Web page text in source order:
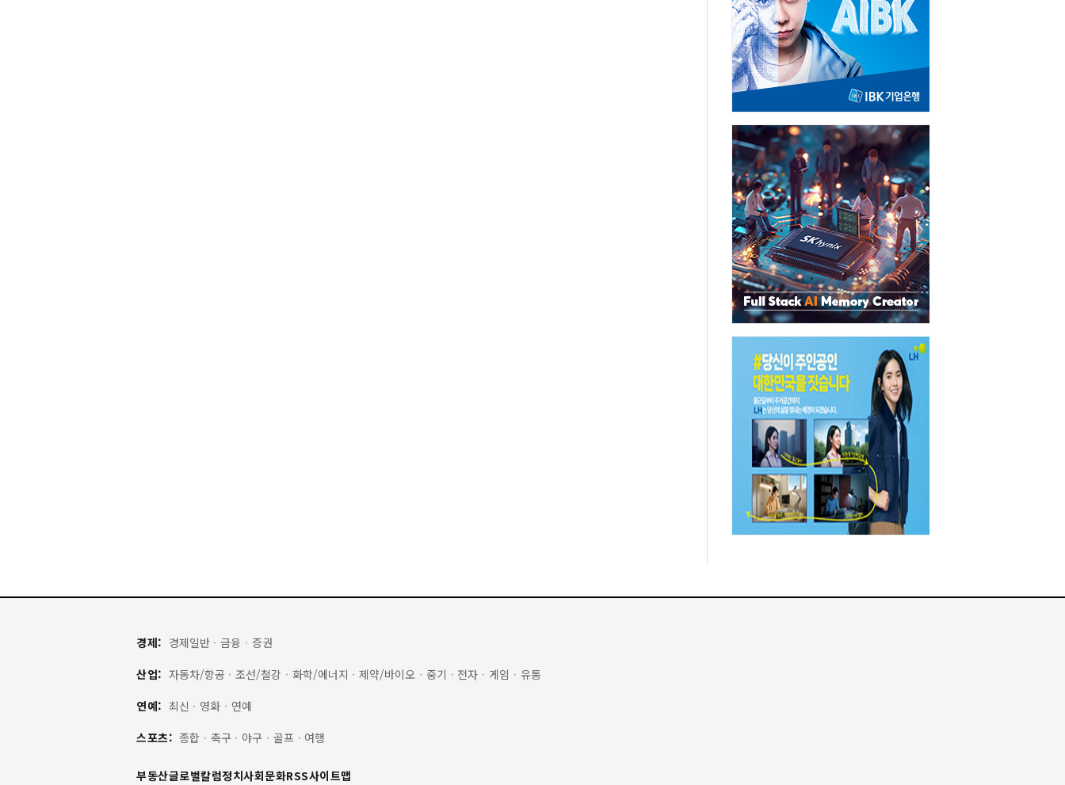
경제: 경제일반 · 금융 · 증권
산업: 자동차/항공 · 조선/철강 · 화학/에너지 · 제약/바이오 · 중기 · 전자 · 게임 · 유통
연예: 최신 · 영화 · 연예
스포츠: 종합 · 축구 · 야구 · 골프 · 여행
부동산글로벌칼럼정치사회문화RSS사이트맵